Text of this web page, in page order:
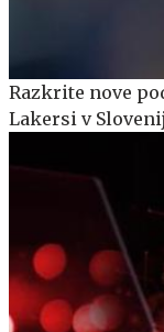
Razkrite nove
Lakersi v